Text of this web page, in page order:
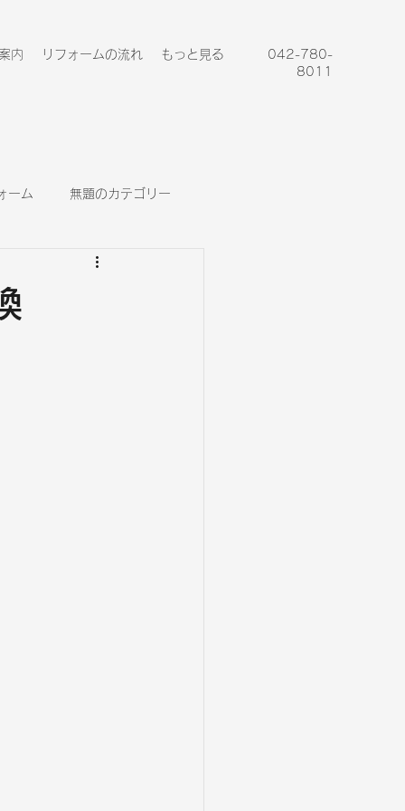
内 リフォームの流れ もっと見る
042-780-
8011
ーム 無題のカテゴリー